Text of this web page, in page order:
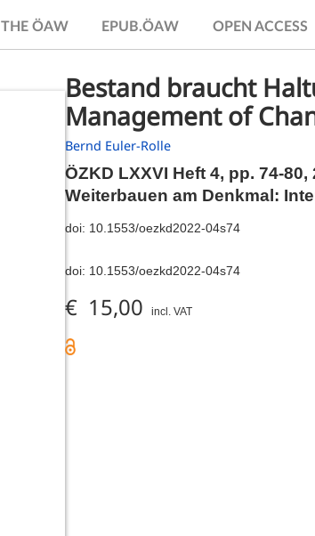
THE ÖAW EPUB.ÖAW OPEN ACCESS
Bestand braucht
Management of
Bernd Euler-Rolle
ÖZKD LXXVI Heft 4, pp. 74-80,
Weiterbauen am Denkmal:
doi: 10.1553/oezkd2022-04s74
doi: 10.1553/oezkd2022-04s74
€ 15,00 incl. VAT